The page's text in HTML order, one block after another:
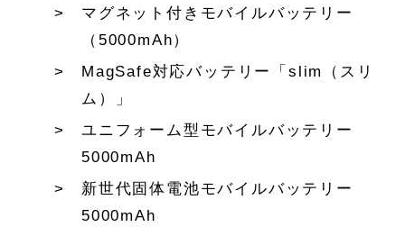
マグネット付きモバイルバッテリー
（5000mAh）
MagSafe対応バッテリー「slim（スリ
ム）」
ユニフォーム型モバイルバッテリー
5000mAh
新世代固体電池モバイルバッテリー
5000mAh